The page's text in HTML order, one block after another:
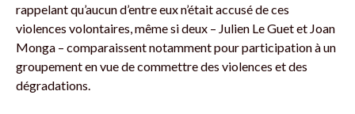
rappelant qu’aucun d’entre eux n’était accusé de ces
violences volontaires, même si deux – Julien Le Guet et Joan
Monga – comparaissent notamment pour participation à un
groupement en vue de commettre des violences et des
dégradations.